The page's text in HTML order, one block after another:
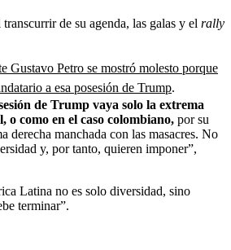
de su agenda, las galas y el rally
Gustavo Petro se mostró molesto porque
a esa posesión de Trump.
de Trump vaya solo la extrema
o como en el caso colombiano, por su
derecha manchada con las masacres. No
y, por tanto, quieren imponer”,
Latina no es solo diversidad, sino
terminar”.